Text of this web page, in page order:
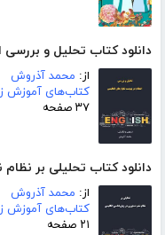
دانلود کتاب تحلیل و
از: محمد آذروش
کتاب‌های آموزش
۳۷ صفحه
دانلود کتاب تحلیلی بر
از: محمد آذروش
کتاب‌های آموزش
۲۱ صفحه